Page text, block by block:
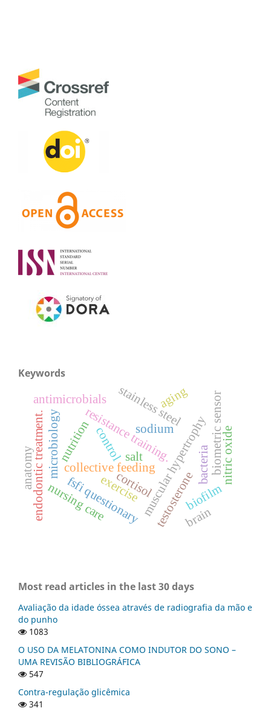
Keywords
cortisolmuscular hypertrophy
testosterone
resistance training.
collective feeding
nutrition salt
sodium
antimicrobials
microbiology
fsfi questionary biofilm
stainless steel
bacteriabiometric sensor
endodontic treatment. control
exercise
nitric oxide
nursing care
anatomy
brain
aging
Most read articles in the last 30 days
Avaliação da idade óssea através de radiografia da mão e
do punho
1083
O USO DA MELATONINA COMO INDUTOR DO SONO –
UMA REVISÃO BIBLIOGRÁFICA
547
Contra-regulação glicêmica
341